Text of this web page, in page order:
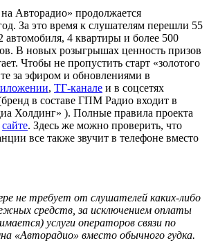
Авторадио» продолжается
За это время к слушателям перешли 55
автомобиля, 4 квартиры и более 500
В новых розыгрышах ценность призов
Чтобы не пропустить старт «золотого
за эфиром и обновлениями в
, ТГ-канале и в соцсетях
в составе ГПМ Радио входит в
Холдинг» ). Полные правила проекта
сайте. Здесь же можно проверить, что
все также звучит в телефоне вместо
не требует от слушателей каких-либо
средств, за исключением оплаты
услуги операторов связи по
«Авторадио» вместо обычного гудка.